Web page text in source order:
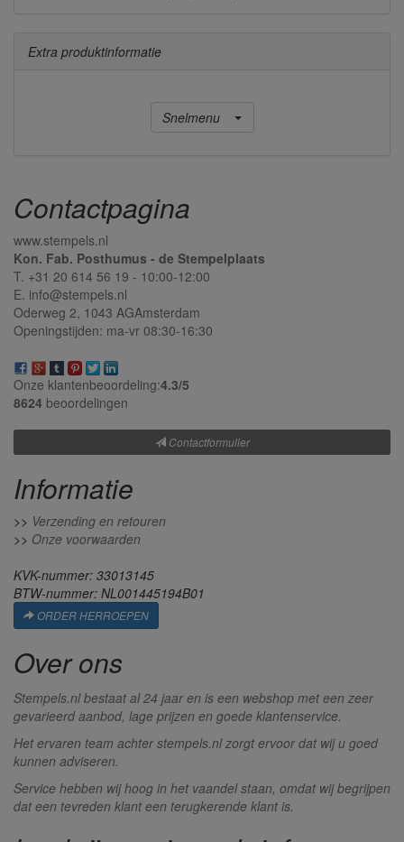
Extra produktinformatie
Snelmenu
Contactpagina
www.stempels.nl
Kon. Fab. Posthumus - de Stempelplaats
T. +31 20 614 56 19 - 10:00-12:00
E. info@stempels.nl
Oderweg 2, 1043 AGAmsterdam
Openingstijden: ma-vr 08:30-16:30
Onze klantenbeoordeling:4.3/5
8624 beoordelingen
Contactformulier
Informatie
>> Verzending en retouren
>> Onze voorwaarden
KVK-nummer: 33013145
BTW-nummer: NL001445194B01
ORDER HERROEPEN
Over ons
Stempels.nl bestaat al 24 jaar en is een webshop met een zeer
gevarieerd aanbod, lage prijzen en goede klantenservice.
Het ervaren team achter stempels.nl zorgt ervoor dat wij u goed
kunnen adviseren.
Service hebben wij hoog in het vaandel staan, omdat wij begrijpen
dat een tevreden klant een terugkerende klant is.